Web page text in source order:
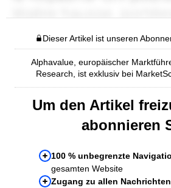
Dieser Artikel ist unseren
Alphavalue, europäischer
Research, ist exklusiv bei
Um den Artikel
abonnieren
100 % unbegrenzte
gesamten Website
Zugang zu allen Nachrichten